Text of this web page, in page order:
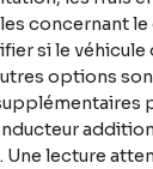
concernant
si le
options
lecture